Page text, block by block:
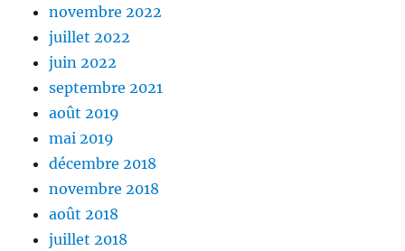
novembre 2022
juillet 2022
juin 2022
septembre 2021
août 2019
mai 2019
décembre 2018
novembre 2018
août 2018
juillet 2018